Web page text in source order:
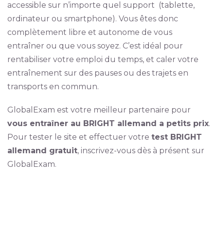
accessible sur n’importe quel support (tablette,
ordinateur ou smartphone). Vous êtes donc
complètement libre et autonome de vous
entraîner ou que vous soyez. C’est idéal pour
rentabiliser votre emploi du temps, et caler votre
entraînement sur des pauses ou des trajets en
transports en commun.
GlobalExam est votre meilleur partenaire pour
vous entraîner au BRIGHT allemand a petits prix.
Pour tester le site et effectuer votre test BRIGHT
allemand gratuit, inscrivez-vous dès à présent sur
GlobalExam.